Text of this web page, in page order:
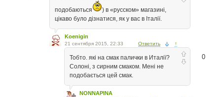
подобаються
) в «русском» магазині,
цікаво було дізнатися, як у вас в Італії.
Koenigin
21 сентября 2015, 22:33 Ответить ↑
0
Тобто. які на смак палички в Италії?
Солоні, з сирним смаком. Мені не
подобається цей смак.
NONNAPINA